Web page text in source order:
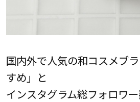
国内外で人気の和コスメブ
すめ」と
インスタグラム総フォロワ